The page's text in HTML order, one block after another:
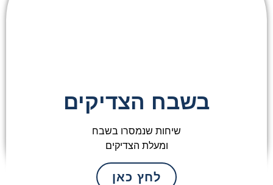
בשבח הצדיקים
שיחות שנמסרו בשבח
ומעלת הצדיקים
לחץ כאן